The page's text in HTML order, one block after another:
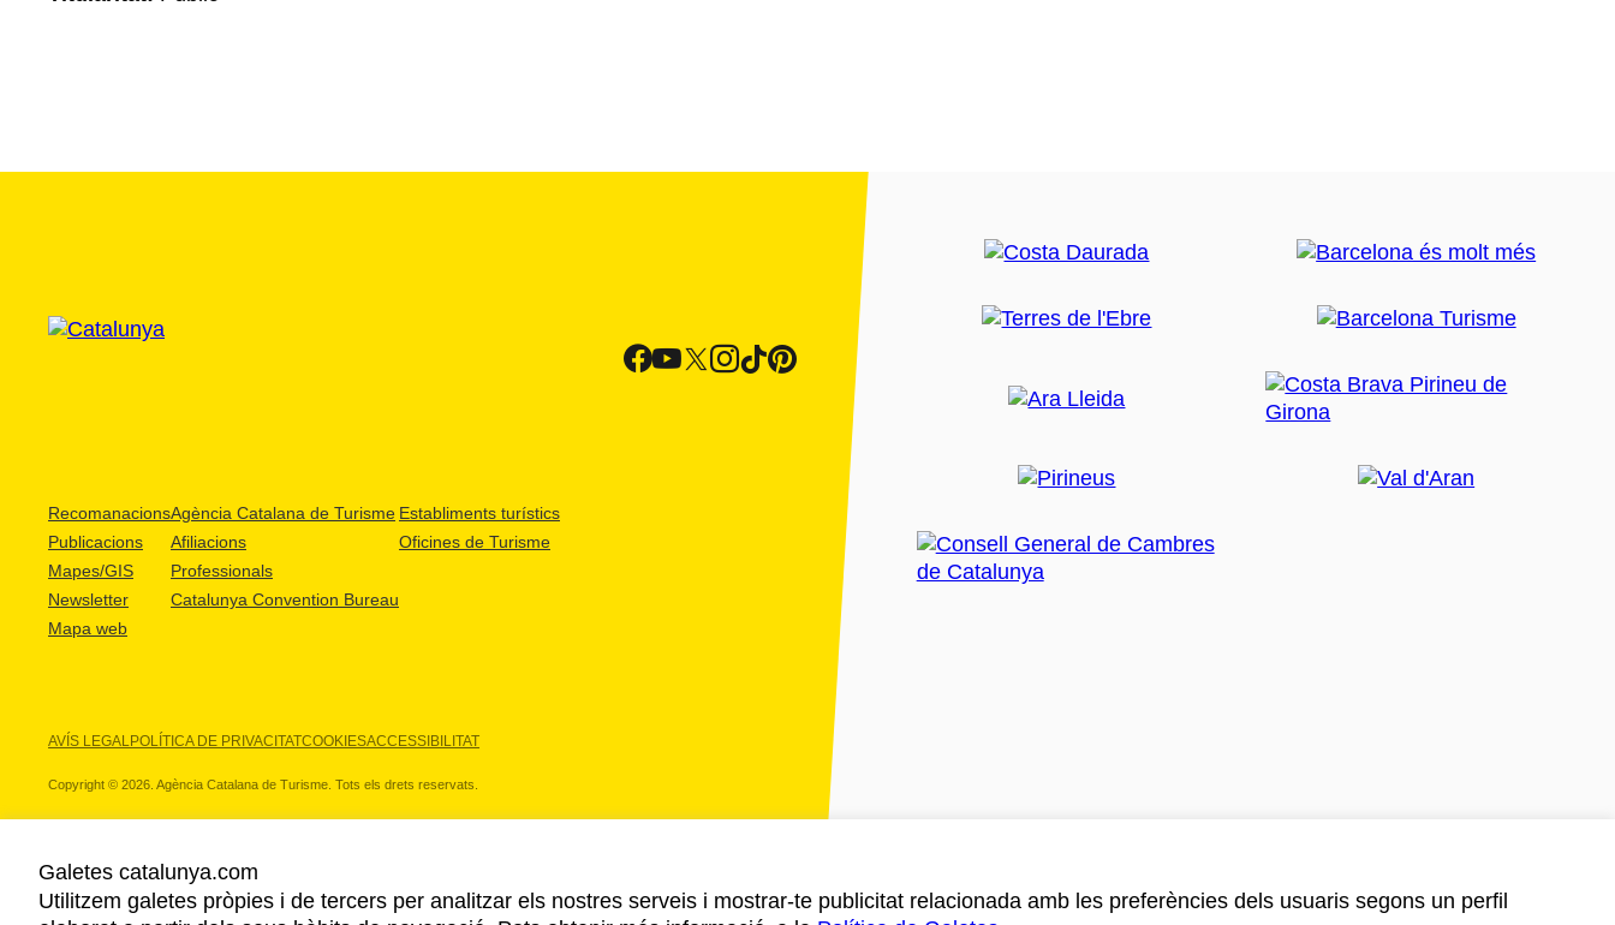
Recomanacions
Publicacions
Mapes/GIS
Newsletter
Mapa web
Agència Catalana de Turisme
Afiliacions
Professionals
Catalunya Convention Bureau
Establiments turístics
Oficines de Turisme
AVÍS LEGALPOLÍTICA DE PRIVACITATCOOKIESACCESSIBILITAT
Copyright © 2026. Agència Catalana de Turisme. Tots els drets reservats.
ELS NOSTRES PARTNERS
Galetes catalunya.com
Utilitzem galetes pròpies i de tercers per analitzar els nostres serveis i mostrar-te publicitat relacionada amb les preferències dels usuaris segons un perfil